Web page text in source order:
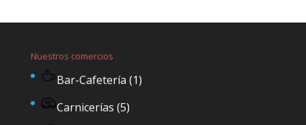
Nuestros comercios
Bar-Cafetería (1)
Carnicerías (5)